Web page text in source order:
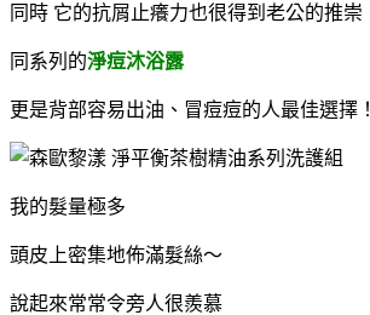
同時 它的抗屑止癢力也很得到老公的推崇
同系列的淨痘沐浴露
更是背部容易出油、冒痘痘的人最佳選擇！
我的髮量極多
頭皮上密集地佈滿髮絲～
說起來常常令旁人很羨慕